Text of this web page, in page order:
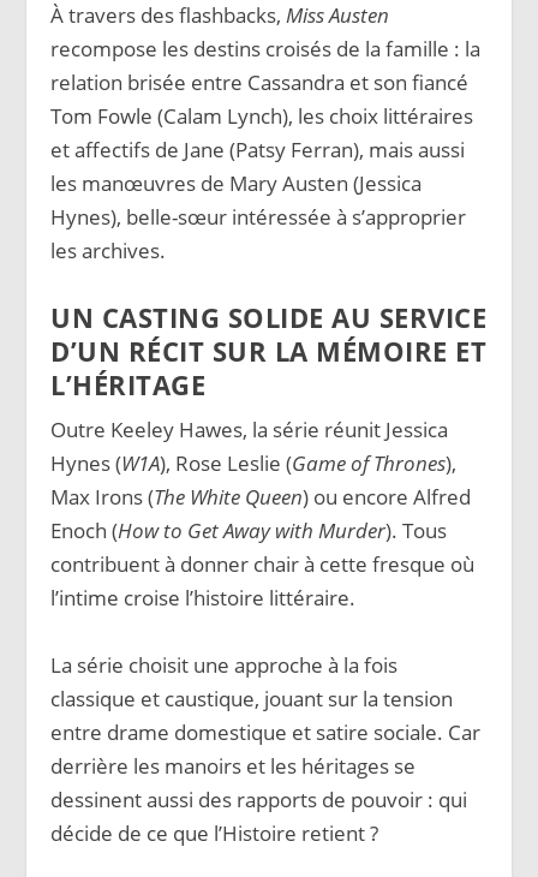
À travers des flashbacks,Miss Austen
recompose les destins croisés de la famille : la
relation brisée entre Cassandra et son fiancé
Tom Fowle (Calam Lynch), les choix littéraires
et affectifs de Jane (Patsy Ferran), mais aussi
les manœuvres de Mary Austen (Jessica
Hynes), belle-sœur intéressée à s’approprier
les archives.
UN CASTING SOLIDE AU SERVICE
D’UN RÉCIT SUR LA MÉMOIRE ET
L’HÉRITAGE
Outre Keeley Hawes, la série réunit Jessica
Hynes (W1A), Rose Leslie (Game of Thrones),
Max Irons (The White Queen) ou encore Alfred
Enoch (How to Get Away with Murder). Tous
contribuent à donner chair à cette fresque où
l’intime croise l’histoire littéraire.
La série choisit une approche à la fois
classique et caustique, jouant sur la tension
entre drame domestique et satire sociale. Car
derrière les manoirs et les héritages se
dessinent aussi des rapports de pouvoir : qui
décide de ce que l’Histoire retient ?